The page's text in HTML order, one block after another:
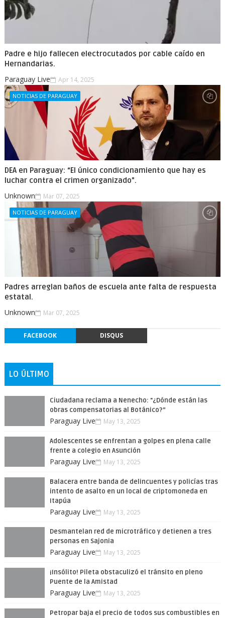
Padre e hijo fallecen electrocutados por cable caído en
Hernandarias.
Paraguay Live Apr 14, 2025
NOTICIAS DE PARAGUAY
DEA en Paraguay: “El único condicionamiento que hay es
luchar contra el crimen organizado”.
Unknown Mar 07, 2025
NOTICIAS DE PARAGUAY
Padres arreglan baños de escuela ante falta de respuesta
estatal.
Unknown Mar 07, 2025
FACEBOOK DISQUS
LO ÚLTIMO
Ciudadana reclama a Nenecho: "¿Dónde están las
obras compensatorias al Botánico?”
Paraguay Live May 13, 2025
Adolescentes se enfrentan a golpes en plena calle
frente a colegio en Asunción
Paraguay Live May 13, 2025
Balacera entre banda de delincuentes y policías tras
intento de asalto en un local de criptomoneda en
Itapúa
Paraguay Live May 13, 2025
Desmantelan red de microtráfico y detienen a tres
personas en Sajonia
Paraguay Live May 13, 2025
¡Insólito! Pileta obstaculizó el tránsito en pleno
Puente de la Amistad
Paraguay Live May 13, 2025
Petropar baja el precio de todos sus combustibles en